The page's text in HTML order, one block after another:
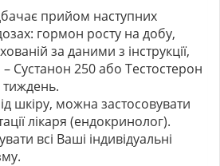
прийом наступних
гормон росту на добу,
за даними з інструкції,
– Сустанон 250або Тестостерон
шкіру, можна застосовувати
лікаря (ендокринолог).
всі Ваші індивідуальні